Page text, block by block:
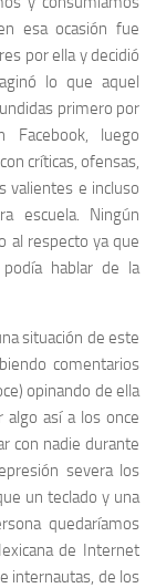
esa ocasión fue
por ella y decidió
lo que aquel
primero por
Facebook, luego
críticas, ofensas,
valientes e incluso
escuela. Ningún
al respecto ya que
hablar de la
situación de este
comentarios
opinando de ella
así a los once
con nadie durante
severa los
un teclado y una
quedaríamos
de Internet
internautas, de los